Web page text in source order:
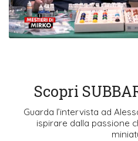
Scopri
Guarda l’intervista ad
ispirare dalla passione